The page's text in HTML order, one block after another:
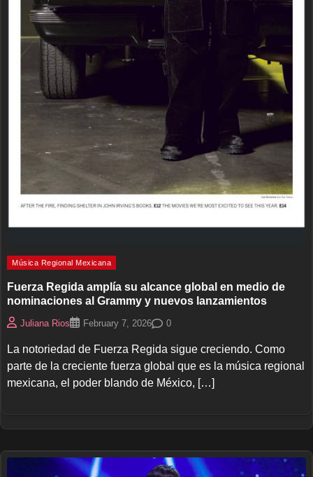
Música Regional Mexicana
Fuerza Regida amplía su alcance global en medio de
nominaciones al Grammy y nuevos lanzamientos
Juliana Rios February 7, 2026 0
La notoriedad de Fuerza Regida sigue creciendo. Como
parte de la creciente fuerza global que es la música regional
mexicana, el poder blando de México, […]